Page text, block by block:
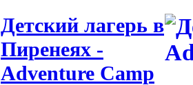
Детский лагерь в
Пиренеях -
Adventure Camp